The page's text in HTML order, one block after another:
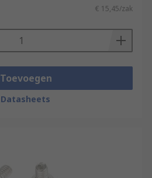
€ 15,45/zak
Toevoegen
Datasheets